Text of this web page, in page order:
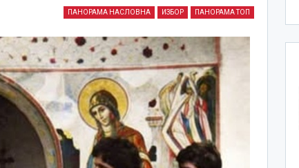
ПАНОРАМА НАСЛОВНА ИЗБОР ПАНОРАМА ТОП